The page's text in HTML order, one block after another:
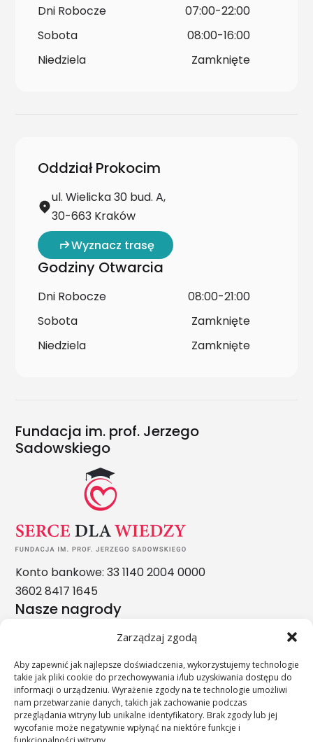
Zarządzaj zgodą
Aby zapewnić jak najlepsze doświadczenia, wykorzystujemy technologie
takie jak pliki cookie do przechowywania i/lub uzyskiwania dostępu do
informacji o urządzeniu. Wyrażenie zgody na te technologie umożliwi
nam przetwarzanie danych, takich jak zachowanie podczas
przeglądania witryny lub unikalne identyfikatory. Brak zgody lub jej
wycofanie może negatywnie wpłynąć na niektóre funkcje i
Dni Robocze
07:00-22:00
Sobota
08:00-16:00
Niedziela
Zamknięte
Oddział Prokocim
ul. Wielicka 30 bud. A,
30-663 Kraków
Wyznacz trasę
Godziny Otwarcia
Dni Robocze
08:00-21:00
Sobota
Zamknięte
Niedziela
Zamknięte
Fundacja im. prof. Jerzego
Sadowskiego
Konto bankowe: 33 1140 2004 0000
3602 8417 1645
Nasze nagrody